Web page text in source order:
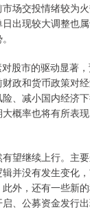
场交投情绪较为
出现较大调整也
股市的驱动显著
政和货币政策对
、减小国内经济
概率也将有所表
望继续上行。主
并没有发生变化
外，还有一些新
、公募资金发行出